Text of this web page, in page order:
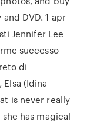
DVD. 1 apr
Jennifer Lee
successo
di
(Idina
is never really
has magical